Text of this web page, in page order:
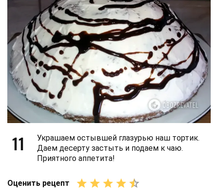
11
Украшаем остывшей глазурью наш тортик.
Даем десерту застыть и подаем к чаю.
Приятного аппетита!
Оценить рецепт